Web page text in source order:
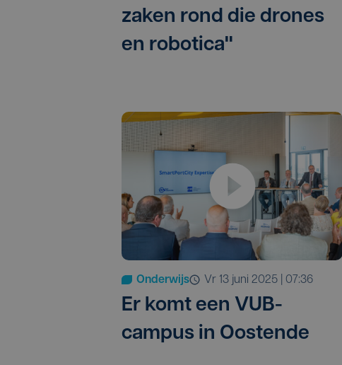
zaken rond die drones
en robotica"
Onderwijs vr 13 juni 2025 | 07:36
Er komt een VUB-
campus in Oostende